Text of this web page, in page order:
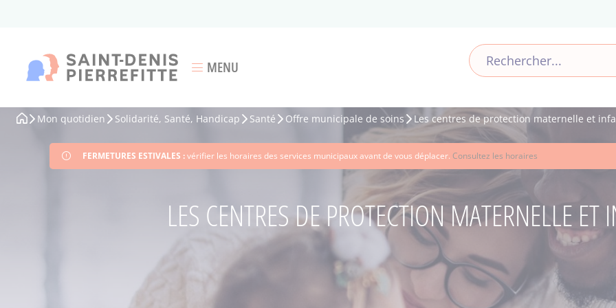
Ouvrir le menu
MENU
FERMETURES ESTIVALES :vérifier les horaires des services municipaux avant de vous déplacer. Consultez les horaires
Fil
Mon quotidien Solidarité, Santé, Handicap Santé Offre municipale de soins Les centres de protection maternelle et
LES CENTRES DE PROTECTION MATERNELLE